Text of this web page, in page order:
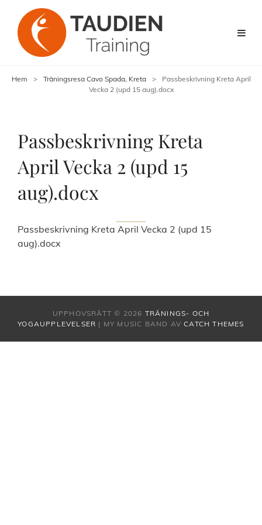
Hem > Träningsresa Cavo Spada, Kreta >
Passbeskrivning Kreta April
Vecka 2 (upd 15 aug).docx
Passbeskrivning Kreta
April Vecka 2 (upd 15
aug).docx
Passbeskrivning Kreta April Vecka 2 (upd 15
aug).docx
UPPHOVSRÄTT © 2026 TRÄNINGS- OCH
YOGAUPPLEVELSER | MY MUSIC BAND AVCATCH THEMES